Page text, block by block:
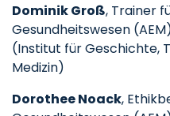
Dominik Groß, Trainer
Gesundheitswesen
(Institut für Geschichte,
Medizin)
Dorothee Noack,